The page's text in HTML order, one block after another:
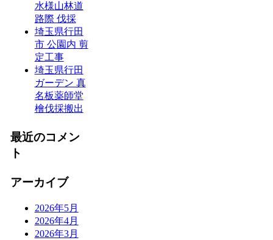
水様山林道
路際 伐採
埼玉県行田
市 公園内 剪
定工事
埼玉県行田
ガーデン 真
名板薬師堂
檜伐採搬出
最近のコメン
ト
アーカイブ
2026年5月
2026年4月
2026年3月